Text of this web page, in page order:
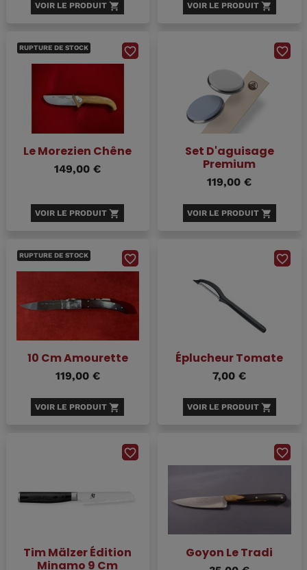
VOIR LE PRODUIT shopping_cart VOIR LE PRODUIT shopping_cart
Le Morezien Chêne
149,00 €
VOIR LE PRODUIT shopping_cart
RUPTURE DE STOCK favorite_border
Set D'aguisage
Premium
119,00 €
VOIR LE PRODUIT shopping_cart
favorite_border
10 Cm Amourette
119,00 €
VOIR LE PRODUIT shopping_cart
RUPTURE DE STOCK favorite_border
Éplucheur Tomate
7,00 €
VOIR LE PRODUIT shopping_cart
favorite_border
Tim Mälzer Édition
Minamo 9 Cm
favorite_border
Goyon Le Tradi
favorite_border